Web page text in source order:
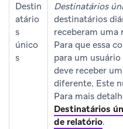
Destin
atário
s
único
s
Destinatários
destinatários
receberam uma
Para que essa
para um
deve receber
diferente. Este
Para mais
Destinatários
de relatório.